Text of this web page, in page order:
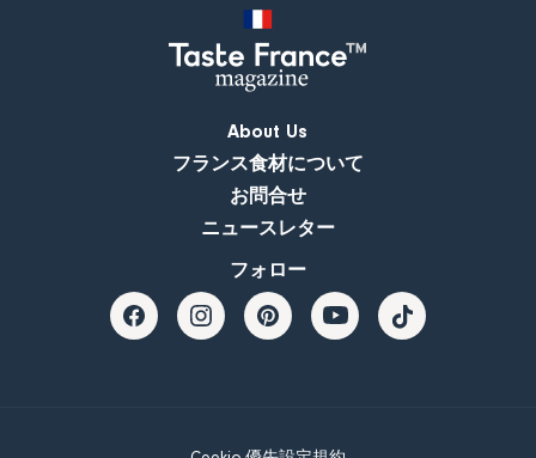
About Us
フランス食材について
お問合せ
ニュースレター
フォロー